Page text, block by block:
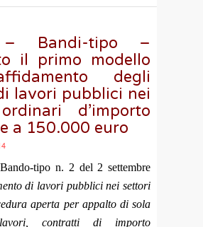
– Bandi-tipo –
il primo modello
degli
lavori pubblici nei
d’importo
a 150.000 euro
tipo n. 2 del 2 settembre
di lavori pubblici nei settori
aperta per appalto di sola
lavori, contratti di importo